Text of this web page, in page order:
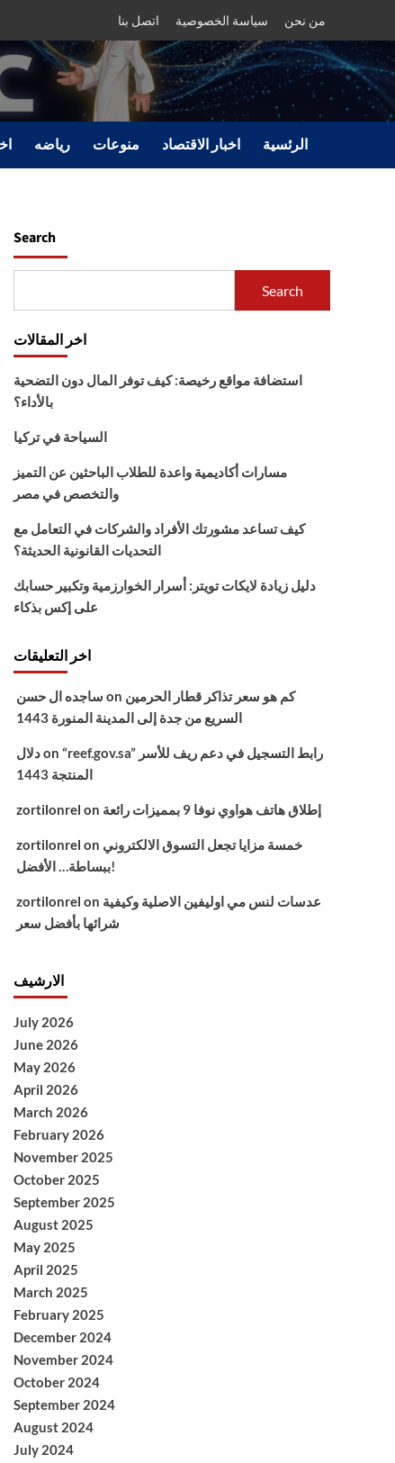
اتصل بنا سياسة الخصوصية من نحن
رياضه منوعات اخبار الاقتصاد الرئسية
Search
Search
اخر المقالات
استضافة مواقع رخيصة: كيف توفر المال دون التضحية
بالأداء؟
السياحة في تركيا
مسارات أكاديمية واعدة للطلاب الباحثين عن التميز
والتخصص في مصر
كيف تساعد مشورتك الأفراد والشركات في التعامل مع
التحديات القانونية الحديثة؟
دليل زيادة لايكات تويتر: أسرار الخوارزمية وتكبير حسابك
على إكس بذكاء
اخر التعليقات
ساجده ال حسن on كم هو سعر تذاكر قطار الحرمين
السريع من جدة إلى المدينة المنورة 1443
دلالon “reef.gov.sa” رابط التسجيل في دعم ريف للأسر
المنتجة 1443
zortilonrel on إطلاق هاتف هواوي نوفا 9 بمميزات رائعة
zortilonrel on خمسة مزايا تجعل التسوق الالكتروني
ببساطة… الأفضل!
zortilonrel on عدسات لنس مي اوليفين الاصلية وكيفية
شرائها بأفضل سعر
الارشيف
July 2026
June 2026
May 2026
April 2026
March 2026
February 2026
November 2025
October 2025
September 2025
August 2025
May 2025
April 2025
March 2025
February 2025
December 2024
November 2024
October 2024
September 2024
August 2024
July 2024